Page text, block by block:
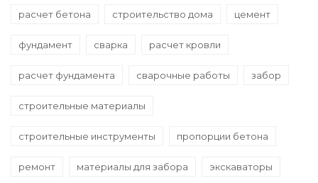
расчет бетона строительство дома цемент
фундамент сварка расчет кровли
расчет фундамента сварочные работы забор
строительные материалы
строительные инструменты пропорции бетона
ремонт материалы для забора экскаваторы